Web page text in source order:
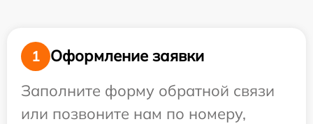
1
Оформление заявки
Заполните форму обратной связи
или позвоните нам по номеру,